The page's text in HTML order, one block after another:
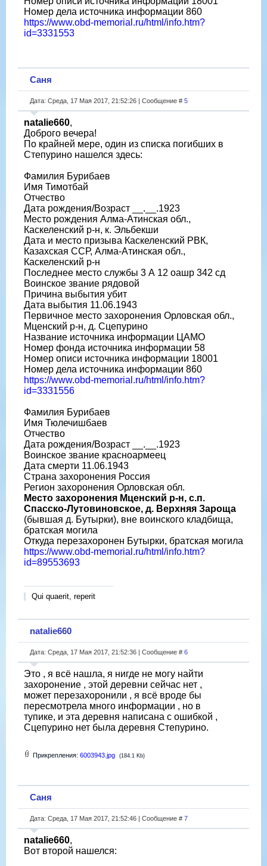
Номер дела источника информации 860
https://www.obd-memorial.ru/html/info.htm?
id=3331553
Саня
Дата: Среда, 17 Мая 2017, 21:52:26 | Сообщение # 5
natalie660,
Доброго вечера!
По крайней мере, один из списка погибших в
Степурино нашелся здесь:
Фамилия Бурибаев
Имя Тимотбай
Отчество
Дата рождения/Возраст __.__.1923
Место рождения Алма-Атинская обл.,
Каскеленский р-н, к. Эльбекши
Дата и место призыва Каскеленский РВК,
Казахская ССР, Алма-Атинская обл.,
Каскеленский р-н
Последнее место службы 3 А 12 оашр 342 сд
Воинское звание рядовой
Причина выбытия убит
Дата выбытия 11.06.1943
Первичное место захоронения Орловская обл.,
Мценский р-н, д. Сцепурино
Название источника информации ЦАМО
Номер фонда источника информации 58
Номер описи источника информации 18001
Номер дела источника информации 860
https://www.obd-memorial.ru/html/info.htm?
id=3331556
Фамилия Бурибаев
Имя Тюлечишбаев
Отчество
Дата рождения/Возраст __.__.1923
Воинское звание красноармеец
Дата смерти 11.06.1943
Страна захоронения Россия
Регион захоронения Орловская обл.
Место захоронения Мценский р-н, с.п.
Спасско-Лутовиновское, д. Верхняя Зароща
(бывшая д. Бутырки), вне воинского кладбища,
братская могила
Откуда перезахоронен Бутырки, братская могила
https://www.obd-memorial.ru/html/info.htm?
id=89553693
Qui quaerit, reperit
natalie660
Дата: Среда, 17 Мая 2017, 21:52:36 | Сообщение # 6
Это , я всё нашла, я нигде не могу найти
захоронение , этой деревни сейчас нет ,
может перезахоронили , я всё вроде бы
пересмотрела много информации , но в
тупике, и эта деревня написана с ошибкой ,
Сцепурино нет была деревня Степурино.
Прикрепления: 6003943.jpg (184.1 Kb)
Саня
Дата: Среда, 17 Мая 2017, 21:52:46 | Сообщение # 7
natalie660,
Вот второй нашелся: